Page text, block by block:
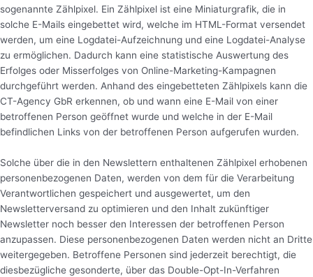
sogenannte Zählpixel. Ein Zählpixel ist eine Miniaturgrafik, die in
solche E-Mails eingebettet wird, welche im HTML-Format versendet
werden, um eine Logdatei-Aufzeichnung und eine Logdatei-Analyse
zu ermöglichen. Dadurch kann eine statistische Auswertung des
Erfolges oder Misserfolges von Online-Marketing-Kampagnen
durchgeführt werden. Anhand des eingebetteten Zählpixels kann die
CT-Agency GbR erkennen, ob und wann eine E-Mail von einer
betroffenen Person geöffnet wurde und welche in der E-Mail
befindlichen Links von der betroffenen Person aufgerufen wurden.
Solche über die in den Newslettern enthaltenen Zählpixel erhobenen
personenbezogenen Daten, werden von dem für die Verarbeitung
Verantwortlichen gespeichert und ausgewertet, um den
Newsletterversand zu optimieren und den Inhalt zukünftiger
Newsletter noch besser den Interessen der betroffenen Person
anzupassen. Diese personenbezogenen Daten werden nicht an Dritte
weitergegeben. Betroffene Personen sind jederzeit berechtigt, die
diesbezügliche gesonderte, über das Double-Opt-In-Verfahren